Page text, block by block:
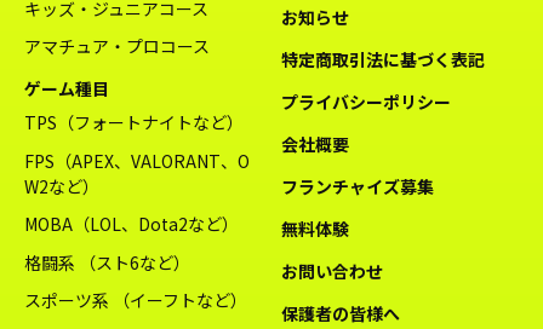
キッズ・ジュニアコース
アマチュア・プロコース
ゲーム種目
TPS（フォートナイトなど）
FPS（APEX、VALORANT、O
W2など）
MOBA（LOL、Dota2など）
格闘系 （スト6など）
スポーツ系 （イーフトなど）
お知らせ
特定商取引法に基づく表記
プライバシーポリシー
会社概要
フランチャイズ募集
無料体験
お問い合わせ
保護者の皆様へ